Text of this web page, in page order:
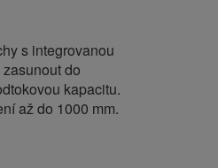
s integrovanou
do
kapacitu.
až do 1000 mm.